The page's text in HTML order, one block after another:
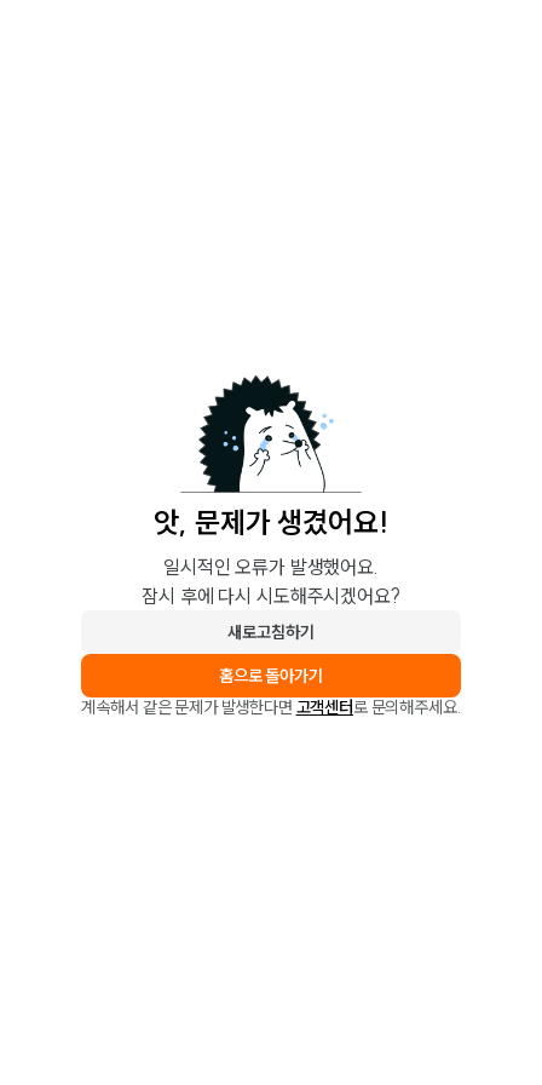
앗, 문제가 생겼어요!
일시적인 오류가 발생했어요.
잠시 후에 다시 시도해주시겠어요?
새로고침하기
홈으로 돌아가기
계속해서 같은 문제가 발생한다면 고객센터로 문의해주세요.